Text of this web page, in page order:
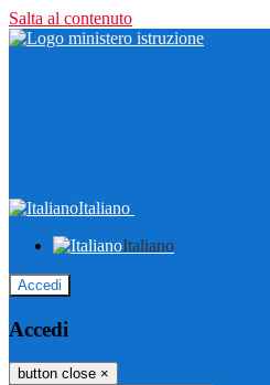
Salta al contenuto
Italiano
Italiano
Accedi
Accedi
button close ×